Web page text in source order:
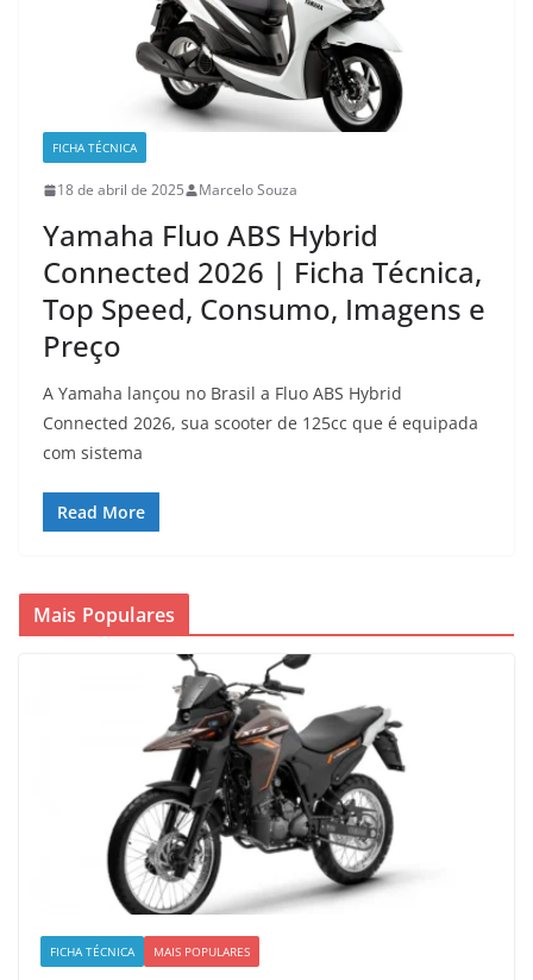
FICHA TÉCNICA
18 de abril de 2025 Marcelo Souza
Yamaha Fluo ABS Hybrid
Connected 2026 | Ficha Técnica,
Top Speed, Consumo, Imagens e
Preço
A Yamaha lançou no Brasil a Fluo ABS Hybrid
Connected 2026, sua scooter de 125cc que é equipada
com sistema
Read More
Mais Populares
FICHA TÉCNICA MAIS POPULARES